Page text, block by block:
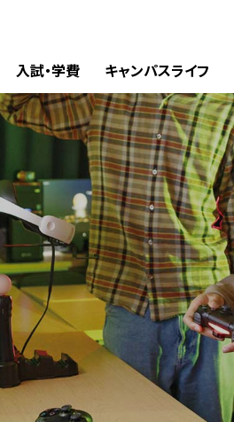
入試・学費 キャンパスライフ